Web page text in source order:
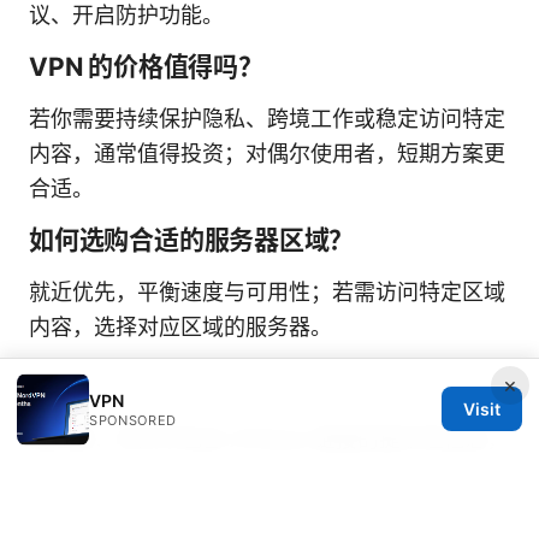
议、开启防护功能。
VPN 的价格值得吗？
若你需要持续保护隐私、跨境工作或稳定访问特定
内容，通常值得投资；对偶尔使用者，短期方案更
合适。
如何选购合适的服务器区域？
就近优先，平衡速度与可用性；若需访问特定区域
内容，选择对应区域的服务器。
请注意：本文中包含 Affiliate 链接的提示性信息，
×
VPN
SPONSORED
Visit